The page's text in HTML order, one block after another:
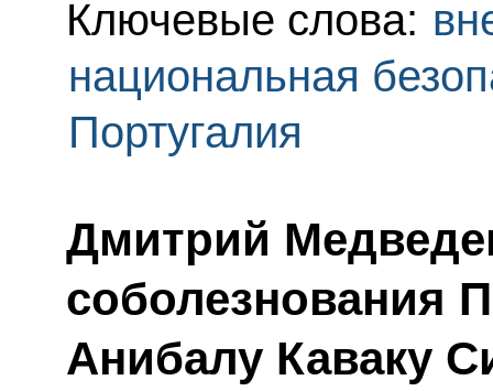
Ключевые слова:
национальная
Португалия
Дмитрий
соболезнования
Анибалу Каваку